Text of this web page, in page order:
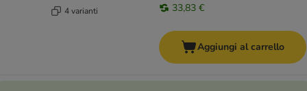
4 varianti 33,83 €
Aggiungi al carrello